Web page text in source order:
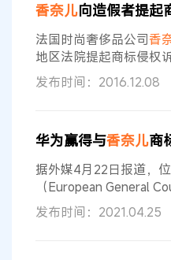
识与香奈儿商标存在混
网站
香奈儿向造假者提起
法国时尚奢侈品公司香
地区法院提起商标侵权
司在美国加州南区联邦
者提起诉讼。 香奈儿公
称，被告在电子商务网
马逊网站（
明，但是香奈儿公司
发布时间：2016.12.08
华为赢得与香奈儿商
据外媒4月22日报道，
（European General
奢侈品牌 香奈儿（
（HWT.UL）的商标不
发布时间：2021.04.25